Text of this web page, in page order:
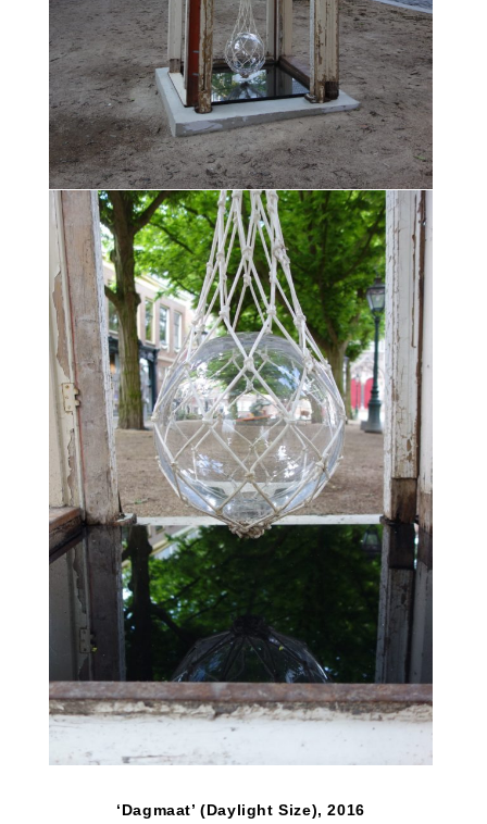
‘Dagmaat’ (Daylight Size), 2016